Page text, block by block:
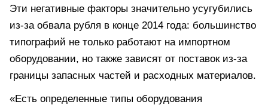
Эти негативные факторы значительно усугубились
из-за обвала рубля в конце 2014 года: большинство
типографий не только работают на импортном
оборудовании, но также зависят от поставок из-за
границы запасных частей и расходных материалов.
«Есть определенные типы оборудования